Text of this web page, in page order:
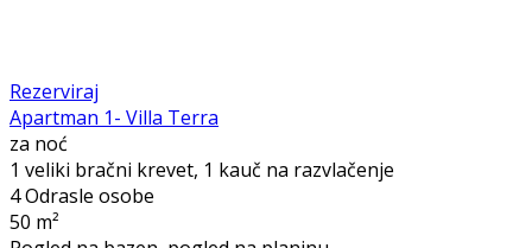
Rezerviraj
Apartman 1- Villa Terra
za noć
1 veliki bračni krevet, 1 kauč na razvlačenje
4 Odrasle osobe
50 m²